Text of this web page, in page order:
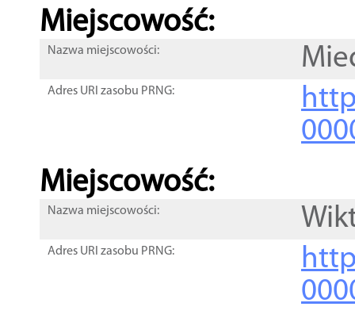
Miejscowość:
Nazwa miejscowości:
Adres URI zasobu PRNG:
Miejscowość:
Nazwa miejscowości:
Adres URI zasobu PRNG: